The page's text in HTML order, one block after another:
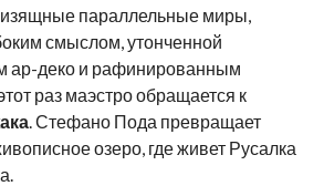
параллельные миры,
смыслом, утонченной
ар-деко и рафинированным
раз маэстро обращается к
. Стефано Пода превращает
озеро, где живет Русалка